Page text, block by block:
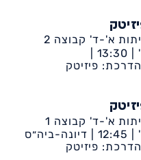
א'-ד' קבוצה 2
|
13:30 |
ביה״ס אריאל
פיזיטק
א'-ד' קבוצה 1
|
12:45 |
דיונה-ביה״ס
פיזיטק